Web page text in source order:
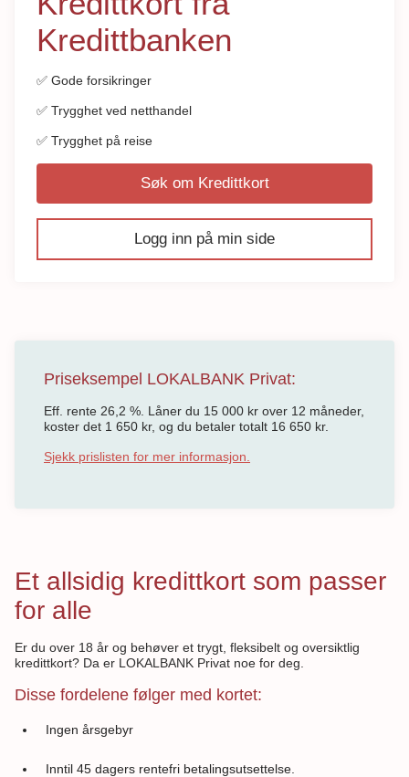
Kredittbanken
✅ Gode forsikringer
✅ Trygghet ved netthandel
✅ Trygghet på reise
Logg inn på min side
Søk om Kredittkort
Priseksempel LOKALBANK Privat:
Eff. rente 26,2 %. Låner du 15 000 kr over 12 måneder,
koster det 1 650 kr, og du betaler totalt 16 650 kr.
Sjekk prislisten for mer informasjon.
Et allsidig kredittkort som passer
for alle
Er du over 18 år og behøver et trygt, fleksibelt og oversiktlig
kredittkort? Da er LOKALBANK Privat noe for deg.
Disse fordelene følger med kortet:
Ingen årsgebyr
Inntil 45 dagers rentefri betalingsutsettelse.